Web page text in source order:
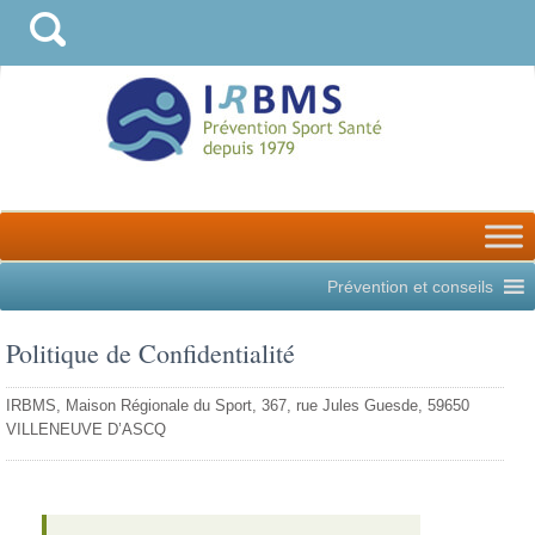
Prévention et conseils
Politique de Confidentialité
IRBMS, Maison Régionale du Sport, 367, rue Jules Guesde, 59650
VILLENEUVE D’ASCQ